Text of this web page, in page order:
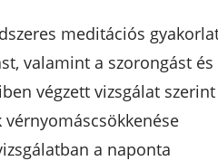
meditációs
valamint a szorongást és
végzett vizsgálat
a naponta